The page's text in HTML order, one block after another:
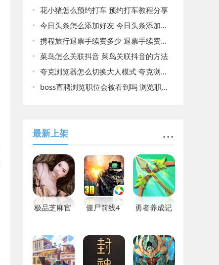
花小猪怎么预约打车 预约打车教程分享
今日头条怎么添加好友 今日头条添加好友方法介绍
携程旅行退票手续费多少 退票手续费详情介绍
菜鸟怎么关联抖音 菜鸟关联抖音的方法
夸克浏览器怎么切换大人模式 夸克浏览器切换大人模式的方法
boss直聘浏览职位会被看到吗 浏览职位会不会被看到答案揭晓
最新上架
极品芝麻官 僵尸前线4 勇者养成记